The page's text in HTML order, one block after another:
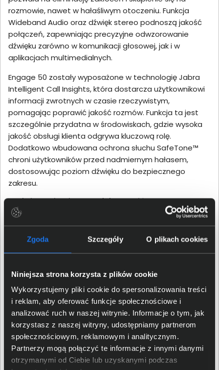
Zgoda Szczegóły O plikach cookies
Niniejsza strona korzysta z plików cookie
Wykorzystujemy pliki cookie do spersonalizowania treści
i reklam, aby oferować funkcje społecznościowe i
analizować ruch w naszej witrynie. Informacje o tym, jak
korzystasz z naszej witryny, udostępniamy partnerom
społecznościowym, reklamowym i analitycznym.
Partnerzy mogą połączyć te informacje z innymi danymi
otrzymanymi od Ciebie lub uzyskanymi podczas
rozmowie, nawet w hałaśliwym otoczeniu. Funkcja
Wideband Audio oraz dźwięk stereo podnoszą jakość
połączeń, zapewniając precyzyjne odwzorowanie
dźwięku zarówno w komunikacji głosowej, jak i w
aplikacjach multimedialnych.
Engage 50 zostały wyposażone w technologię Jabra
Intelligent Call Insights, która dostarcza użytkownikowi
informacji zwrotnych w czasie rzeczywistym,
pomagając poprawić jakość rozmów. Funkcja ta jest
szczególnie przydatna w środowiskach, gdzie wysoka
jakość obsługi klienta odgrywa kluczową rolę.
Dodatkowo wbudowana ochrona słuchu SafeTone™
chroni użytkowników przed nadmiernym hałasem,
dostosowując poziom dźwięku do bezpiecznego
zakresu.
Funkcje wspierające produktywność w pracy
Jabra Engage 50 zostały zaprojektowane z myślą o
środowiskach pracy. Słuchawki oferują zaawansowaną
funkcję „Busylight”, która sygnalizuje dostępność
rozmów czy zadań wymagających skupienia.
Kompatybilność z popularnymi platformami
komunikacyjnymi, takimi jak Microsoft Teams czy Zoom,
gwarantuje bezproblemową integrację i efektywną
współpracę zespołową.
Przewodowe połączenie z wielofunkcyjnym modułem
USB-C zapewnia stabilność i niezawodność, eliminując